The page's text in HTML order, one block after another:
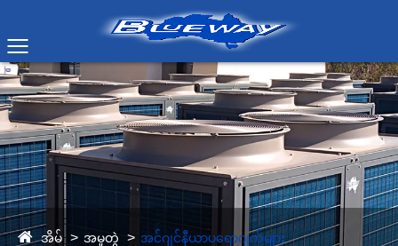
အိမ် အမှုတွဲ အင်ဂျင်နီယာပရောဂျက်များ